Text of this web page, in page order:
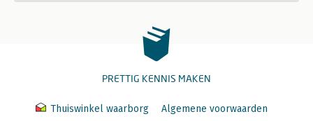
PRETTIG KENNIS MAKEN
Thuiswinkel waarborg
Algemene voorwaarden